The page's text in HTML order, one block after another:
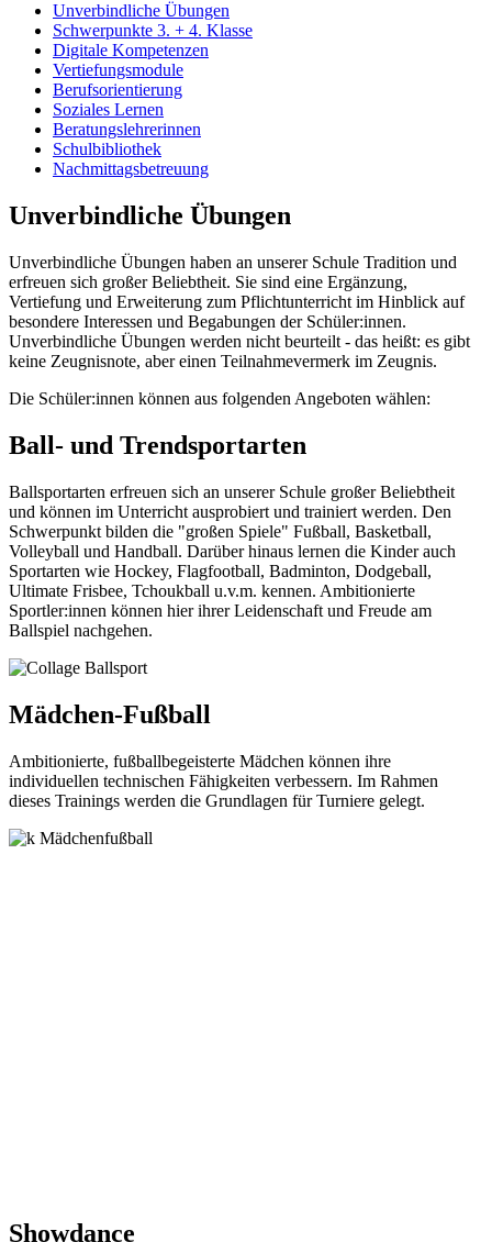
Unverbindliche Übungen
Schwerpunkte 3. + 4. Klasse
Digitale Kompetenzen
Vertiefungsmodule
Berufsorientierung
Soziales Lernen
Beratungslehrerinnen
Schulbibliothek
Nachmittagsbetreuung
Unverbindliche Übungen
Unverbindliche Übungen haben an unserer Schule Tradition und
erfreuen sich großer Beliebtheit. Sie sind eine Ergänzung,
Vertiefung und Erweiterung zum Pflichtunterricht im Hinblick auf
besondere Interessen und Begabungen der Schüler:innen.
Unverbindliche Übungen werden nicht beurteilt - das heißt: es gibt
keine Zeugnisnote, aber einen Teilnahmevermerk im Zeugnis.
Die Schüler:innen können aus folgenden Angeboten wählen:
Ball- und Trendsportarten
Ballsportarten erfreuen sich an unserer Schule großer Beliebtheit
und können im Unterricht ausprobiert und trainiert werden. Den
Schwerpunkt bilden die "großen Spiele" Fußball, Basketball,
Volleyball und Handball. Darüber hinaus lernen die Kinder auch
Sportarten wie Hockey, Flagfootball, Badminton, Dodgeball,
Ultimate Frisbee, Tchoukball u.v.m. kennen. Ambitionierte
Sportler:innen können hier ihrer Leidenschaft und Freude am
Ballspiel nachgehen.
Mädchen-Fußball
Ambitionierte, fußballbegeisterte Mädchen können ihre
individuellen technischen Fähigkeiten verbessern. Im Rahmen
dieses Trainings werden die Grundlagen für Turniere gelegt.
Showdance